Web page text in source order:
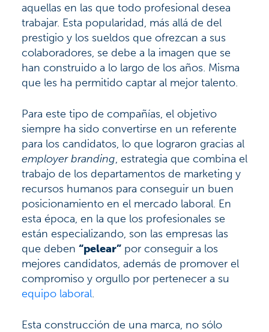
aquellas en las que todo profesional desea
trabajar. Esta popularidad, más allá de del
prestigio y los sueldos que ofrezcan a sus
colaboradores, se debe a la imagen que se
han construido a lo largo de los años. Misma
que les ha permitido captar al mejor talento.
Para este tipo de compañías, el objetivo
siempre ha sido convertirse en un referente
para los candidatos, lo que lograron gracias al
employer branding, estrategia que combina el
trabajo de los departamentos de marketing y
recursos humanos para conseguir un buen
posicionamiento en el mercado laboral. En
esta época, en la que los profesionales se
están especializando, son las empresas las
que deben “pelear” por conseguir a los
mejores candidatos, además de promover el
compromiso y orgullo por pertenecer a su
equipo laboral.
Esta construcción de una marca, no sólo